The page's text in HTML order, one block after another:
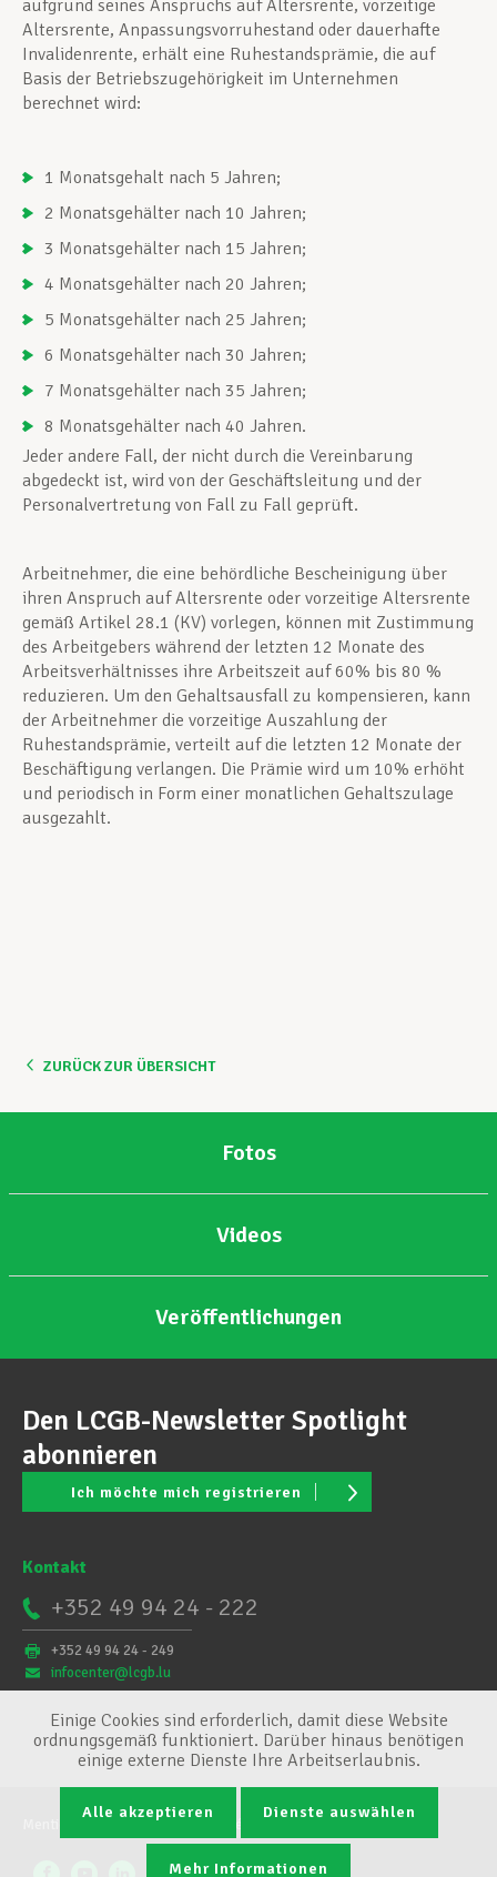
aufgrund seines Anspruchs auf Altersrente, vorzeitige
Altersrente, Anpassungsvorruhestand oder dauerhafte
Invalidenrente, erhält eine Ruhestandsprämie, die auf
Basis der Betriebszugehörigkeit im Unternehmen
berechnet wird:
1 Monatsgehalt nach 5 Jahren;
2 Monatsgehälter nach 10 Jahren;
3 Monatsgehälter nach 15 Jahren;
4 Monatsgehälter nach 20 Jahren;
5 Monatsgehälter nach 25 Jahren;
6 Monatsgehälter nach 30 Jahren;
7 Monatsgehälter nach 35 Jahren;
8 Monatsgehälter nach 40 Jahren.
Jeder andere Fall, der nicht durch die Vereinbarung
abgedeckt ist, wird von der Geschäftsleitung und der
Personalvertretung von Fall zu Fall geprüft.
Arbeitnehmer, die eine behördliche Bescheinigung über
ihren Anspruch auf Altersrente oder vorzeitige Altersrente
gemäß Artikel 28.1 (KV) vorlegen, können mit Zustimmung
des Arbeitgebers während der letzten 12 Monate des
Arbeitsverhältnisses ihre Arbeitszeit auf 60% bis 80 %
reduzieren. Um den Gehaltsausfall zu kompensieren, kann
der Arbeitnehmer die vorzeitige Auszahlung der
Ruhestandsprämie, verteilt auf die letzten 12 Monate der
Beschäftigung verlangen. Die Prämie wird um 10% erhöht
und periodisch in Form einer monatlichen Gehaltszulage
ausgezahlt.
ZURÜCK ZUR ÜBERSICHT
Fotos
Videos
Veröffentlichungen
Den LCGB-Newsletter Spotlight
abonnieren
Ich möchte mich registrieren
Kontakt
+352 49 94 24 - 222
+352 49 94 24 - 249
infocenter@lcgb.lu
Conditions générales
Einige Cookies sind erforderlich, damit diese Website
ordnungsgemäß funktioniert. Darüber hinaus benötigen
einige externe Dienste Ihre Arbeitserlaubnis.
Alle akzeptieren Dienste auswählen
Mehr Informationen